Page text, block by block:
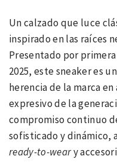
Un calzado que luce
inspirado en las raíces
Presentado por
2025, este sneaker es
herencia de la marca
expresivo de la
compromiso continuo
sofisticado y dinámico,
ready-to-weary